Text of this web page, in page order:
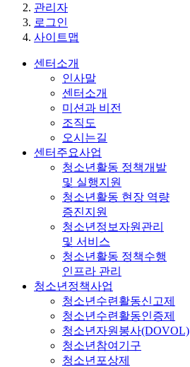
관리자
로그인
사이트맵
센터소개
인사말
센터소개
미션과 비전
조직도
오시는길
센터주요사업
청소년활동 정책개발
및 실행지원
청소년활동 현장 역량
증진지원
청소년정보자원관리
및 서비스
청소년활동 정책수행
인프라 관리
청소년정책사업
청소년수련활동신고제
청소년수련활동인증제
청소년자원봉사(DOVOL)
청소년참여기구
청소년포상제